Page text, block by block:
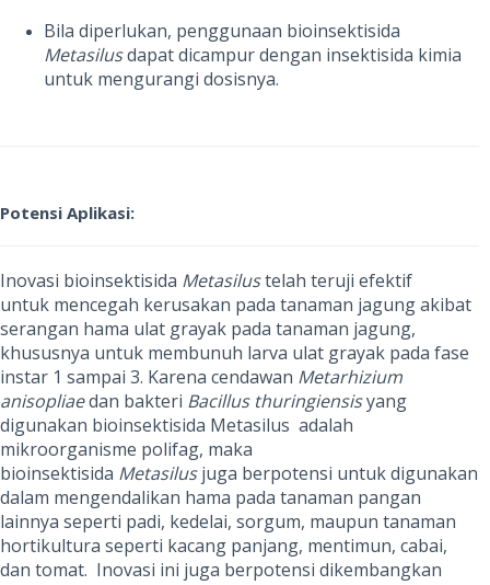
Bila diperlukan, penggunaan bioinsektisida
Metasilusdapat dicampur dengan insektisida kimia
untuk mengurangi dosisnya.
Potensi Aplikasi:
Inovasi bioinsektisida Metasilustelah teruji efektif
untuk mencegah kerusakan pada tanaman jagung akibat
serangan hama ulat grayak pada tanaman jagung,
khususnya untuk membunuh larva ulat grayak pada fase
instar 1 sampai 3. Karena cendawan Metarhizium
anisopliaedan bakteri Bacillus thuringiensisyang
digunakan bioinsektisida Metasilus adalah
mikroorganisme polifag, maka
bioinsektisida Metasilusjuga berpotensi untuk digunakan
dalam mengendalikan hama pada tanaman pangan
lainnya seperti padi, kedelai, sorgum, maupun tanaman
hortikultura seperti kacang panjang, mentimun, cabai,
dan tomat. Inovasi ini juga berpotensi dikembangkan